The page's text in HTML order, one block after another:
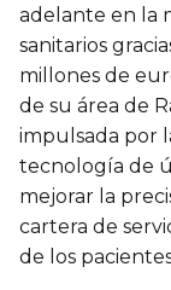
adelante en la
sanitarios
millones de
de su área de
impulsada por
tecnología de
mejorar la
cartera de
de los